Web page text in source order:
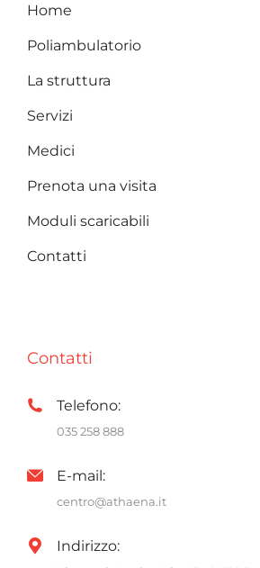
Home
Poliambulatorio
La struttura
Servizi
Medici
Prenota una visita
Moduli scaricabili
Contatti
Contatti
Telefono:
035 258 888
E-mail:
centro@athaena.it
Indirizzo: